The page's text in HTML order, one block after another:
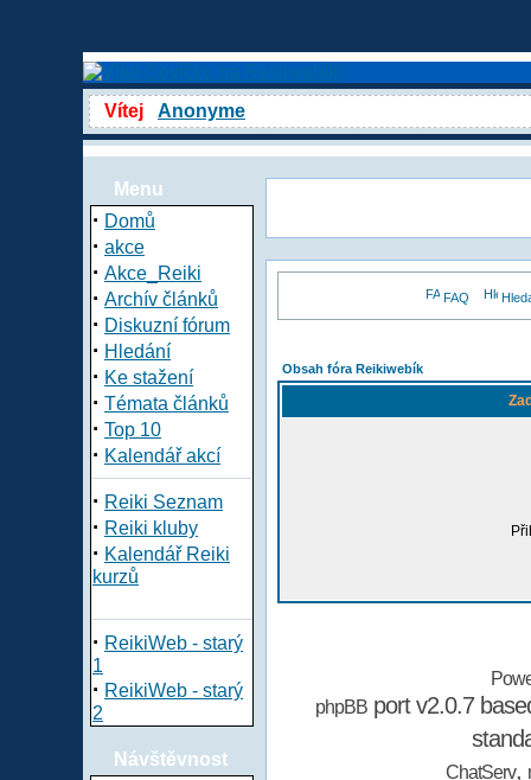
Vítej Anonyme
Menu
· Domů
· akce
· Akce_Reiki
· Archív článků
· Diskuzní fórum
· Hledání
· Ke stažení
· Témata článků
· Top 10
· Kalendář akcí
· Reiki Seznam
· Reiki kluby
· Kalendář Reiki
kurzů
· ReikiWeb - starý
1
· ReikiWeb - starý
2
Návštěvnost
FAQ
Obsah fóra Reikiwebík
phpBBport v2.0.7
ChatServ,